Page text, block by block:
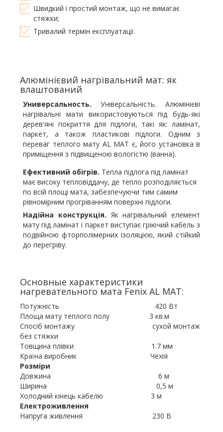
Швидкий і простий монтаж, що не вимагає
стяжки;
Тривалий термін експлуатації.
Алюмінієвий нагрівальний мат: як
влаштований
Универсальность. Універсальність. Алюмінієві
нагрівальні мати використовуються під будь-які
дерев'яні покриття для підлоги, такі як: ламінат,
паркет, а також пластикові підлоги. Одним з
переваг теплого мату AL MAT є, його установка в
приміщення з підвищеною вологістю (ванна).
Ефективний обігрів. Тепла підлога під ламінат
має високу тепловіддачу, де тепло розподіляється
по всій площі мата, забезпечуючи тим самим
рівномірним прогріванням поверхні підлоги.
Надійна конструкція. Як нагрівальний елемент
мату під ламінат і паркет виступає гріючий кабель з
подвійною фторполімерних ізоляцією, який стійкий
до перегріву.
Основные характеристики
нагревательного мата Fenix AL MAT:
Потужність 420 Вт
Площа мату теплого полу 3 кв.м
Спосіб монтажу сухой монтаж
без стяжки
Товщина плівки 1.7 мм
Країна виробник Чехія
Розміри
Довжина 6 м
Ширина 0,5 м
Холодний кінець кабелю 3 м
Електроживлення
Напруга живлення 230 В